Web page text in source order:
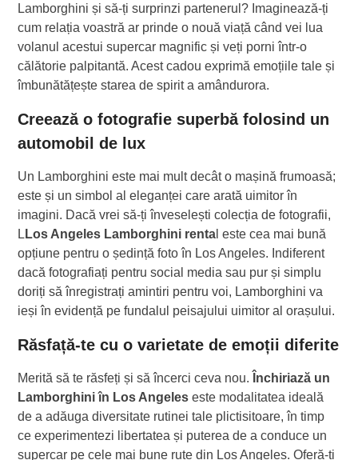
Lamborghini și să-ți surprinzi partenerul? Imaginează-ți
cum relația voastră ar prinde o nouă viață când vei lua
volanul acestui supercar magnific și veți porni într-o
călătorie palpitantă. Acest cadou exprimă emoțiile tale și
îmbunătățește starea de spirit a amândurora.
Creează o fotografie superbă folosind un
automobil de lux
Un Lamborghini este mai mult decât o mașină frumoasă;
este și un simbol al eleganței care arată uimitor în
imagini. Dacă vrei să-ți înveselești colecția de fotografii,
L Los Angeles Lamborghini rental este cea mai bună
opțiune pentru o ședință foto în Los Angeles. Indiferent
dacă fotografiați pentru social media sau pur și simplu
doriți să înregistrați amintiri pentru voi, Lamborghini va
ieși în evidență pe fundalul peisajului uimitor al orașului.
Răsfață-te cu o varietate de emoții diferite
Merită să te răsfeți și să încerci ceva nou. Închiriază un
Lamborghini în Los Angeleseste modalitatea ideală
de a adăuga diversitate rutinei tale plictisitoare, în timp
ce experimentezi libertatea și puterea de a conduce un
supercar pe cele mai bune rute din Los Angeles. Oferă-ți